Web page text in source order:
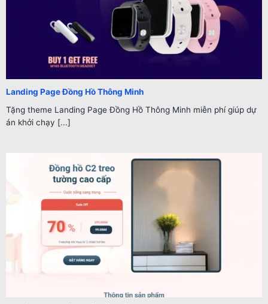
Landing Page Đồng Hồ Thông Minh
Tặng theme Landing Page Đồng Hồ Thông Minh miễn phí giúp dự
án khởi chạy [...]